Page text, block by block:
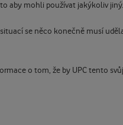
aby mohli používat jakýkoliv
se něco konečně musí
o tom, že by UPC tento